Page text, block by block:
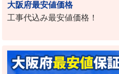
大阪府最安値価格
工事代込み最安値価格！